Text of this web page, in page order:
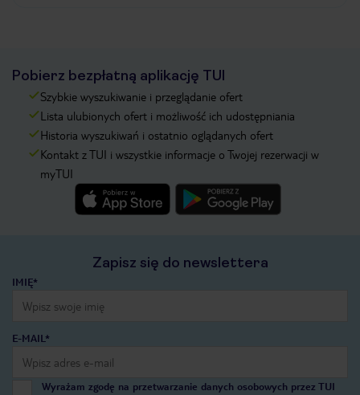
Pobierz bezpłatną aplikację TUI
Szybkie wyszukiwanie i przeglądanie ofert
Lista ulubionych ofert i możliwość ich udostępniania
Historia wyszukiwań i ostatnio oglądanych ofert
Kontakt z TUI i wszystkie informacje o Twojej rezerwacji w
myTUI
Zapisz się do newslettera
IMIĘ*
E-MAIL*
Wyrażam zgodę na przetwarzanie danych osobowych przez TUI